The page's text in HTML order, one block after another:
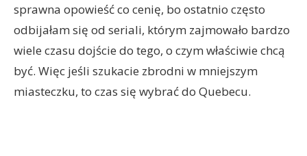
sprawna opowieść co cenię, bo ostatnio często
odbijałam się od seriali, którym zajmowało bardzo
wiele czasu dojście do tego, o czym właściwie chcą
być. Więc jeśli szukacie zbrodni w mniejszym
miasteczku, to czas się wybrać do Quebecu.